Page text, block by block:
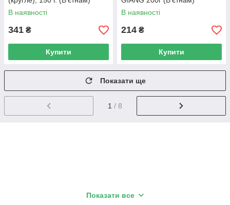
В наявності
341 ₴
Купити
В наявності
214 ₴
Купити
Показати ще
1 / 8
Показати все